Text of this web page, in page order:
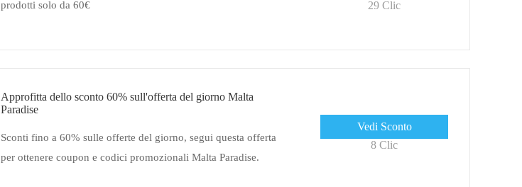
prodotti solo da 60€
29 Clic
Approfitta dello sconto 60% sull'offerta del giorno Malta
Paradise
Sconti fino a 60% sulle offerte del giorno, segui questa offerta
per ottenere coupon e codici promozionali Malta Paradise.
Vedi Sconto
8 Clic